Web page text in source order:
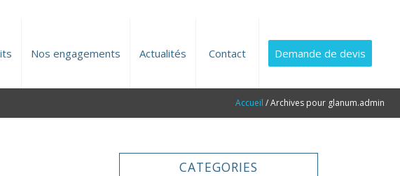
Nos engagements Actualités Contact Demande de devis
Accueil /Archives pour glanum.admin
CATEGORIES